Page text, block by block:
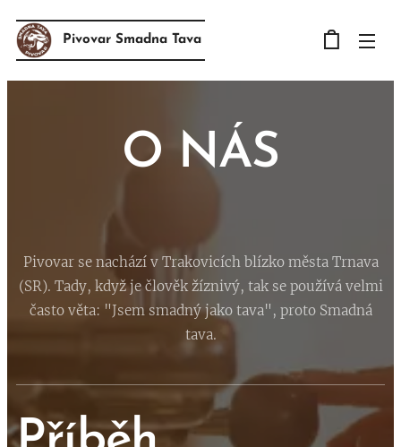
Pivovar Smadna Tava
O NÁS
Pivovar se nachází v Trakovicích blízko města Trnava
(SR). Tady, když je člověk žíznivý, tak se používá velmi
často věta: "Jsem smadný jako tava", proto Smadná
tava.